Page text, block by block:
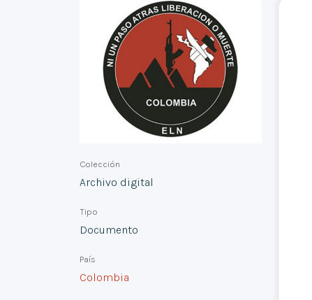
Colección
Archivo digital
Tipo
Documento
País
Colombia